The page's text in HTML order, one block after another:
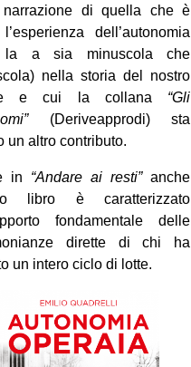
RECENSIONI
INTERNAZIONALE
AFRICA
ESTREMO ORIENTE
EUROPA
MEDIO ORIENTE
EVENTI
in
Fb
narrazione di quella che è
dell’autonomia
la a sia minuscola che
nella storia del nostro
e cui la collana “Gli
(Deriveapprodi) sta
un altro contributo.
in “Andare ai resti”anche
libro è caratterizzato
fondamentale delle
dirette di chi ha
un intero ciclo di lotte.